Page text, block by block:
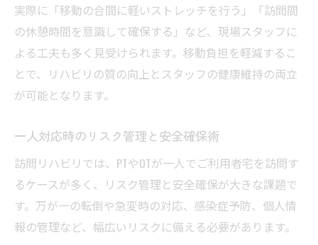
実際に「移動の合間に軽いストレッチを行う」「訪問間
の休憩時間を意識して確保する」など、現場スタッフに
よる工夫も多く見受けられます。移動負担を軽減するこ
とで、リハビリの質の向上とスタッフの健康維持の両立
が可能となります。
一人対応時のリスク管理と安全確保術
訪問リハビリでは、PTやOTが一人でご利用者宅を訪問す
るケースが多く、リスク管理と安全確保が大きな課題で
す。万が一の転倒や急変時の対応、感染症予防、個人情
報の管理など、幅広いリスクに備える必要があります。